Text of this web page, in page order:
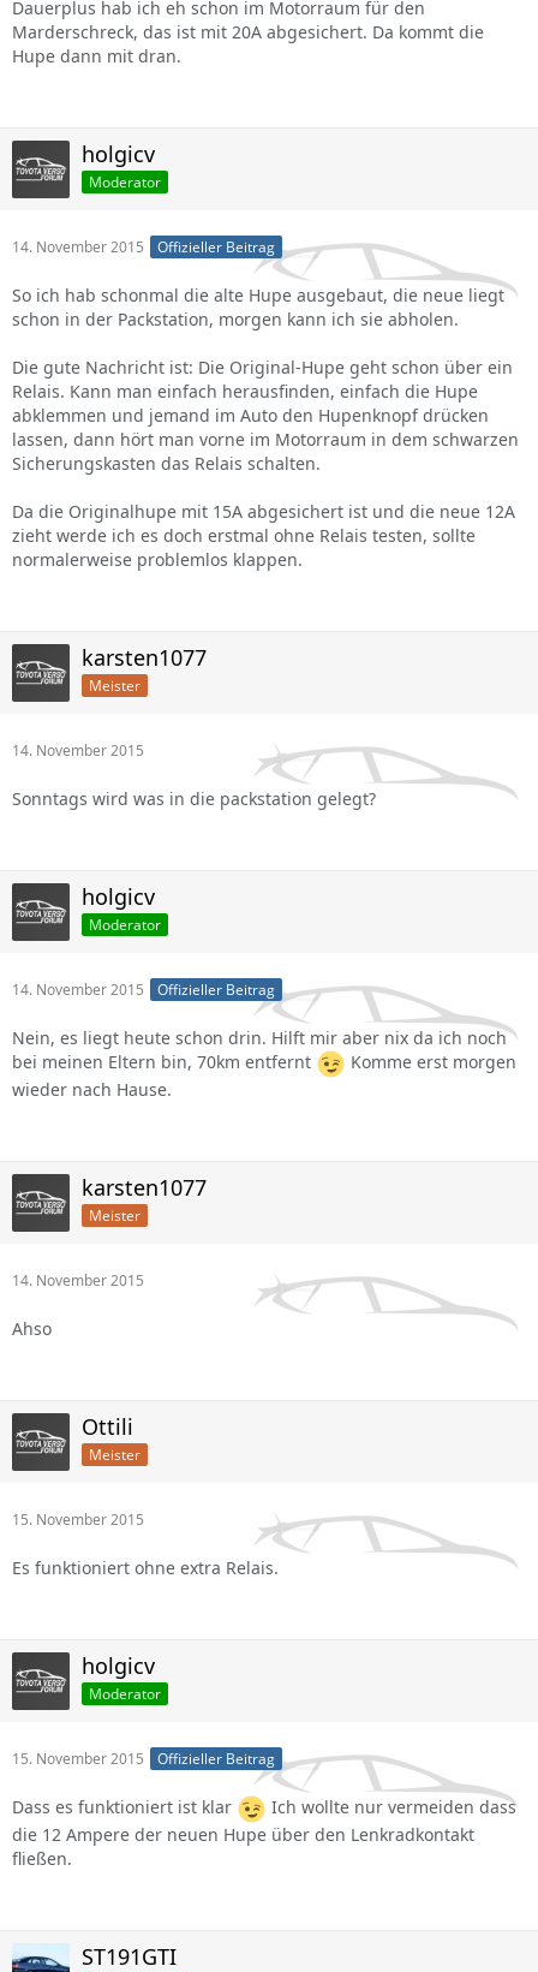
Dauerplus hab ich eh schon im Motorraum für den
Marderschreck, das ist mit 20A abgesichert. Da kommt die
Hupe dann mit dran.
holgicv
Moderator
14. November 2015 Offizieller Beitrag
So ich hab schonmal die alte Hupe ausgebaut, die neue liegt
schon in der Packstation, morgen kann ich sie abholen.
Die gute Nachricht ist: Die Original-Hupe geht schon über ein
Relais. Kann man einfach herausfinden, einfach die Hupe
abklemmen und jemand im Auto den Hupenknopf drücken
lassen, dann hört man vorne im Motorraum in dem schwarzen
Sicherungskasten das Relais schalten.
Da die Originalhupe mit 15A abgesichert ist und die neue 12A
zieht werde ich es doch erstmal ohne Relais testen, sollte
normalerweise problemlos klappen.
karsten1077
Meister
14. November 2015
Sonntags wird was in die packstation gelegt?
holgicv
Moderator
14. November 2015 Offizieller Beitrag
Nein, es liegt heute schon drin. Hilft mir aber nix da ich noch
bei meinen Eltern bin, 70km entfernt
Komme erst morgen
wieder nach Hause.
karsten1077
Meister
14. November 2015
Ahso
Ottili
Meister
15. November 2015
Es funktioniert ohne extra Relais.
holgicv
Moderator
15. November 2015 Offizieller Beitrag
Dass es funktioniert ist klar
Ich wollte nur vermeiden dass
die 12 Ampere der neuen Hupe über den Lenkradkontakt
fließen.
ST191GTI